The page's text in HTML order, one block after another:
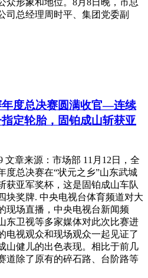
司总经理周时平、集团党委副
度总决赛圆满收官—连续
定轮胎，固铂成山斩获亚
文章来源：市场部 11月12日，全
度总决赛在“状元之乡”山东武城
获亚军奖杯，这是固铂成山车队
块奖牌. 中央电视台体育频道对大
现场直播，中央电视台新闻频
东卫视等多家媒体对此次比赛进
电视观众和现场观众一起见证了
山健儿的出色表现。相比于前几
道除了原有的碎石路、台阶路等